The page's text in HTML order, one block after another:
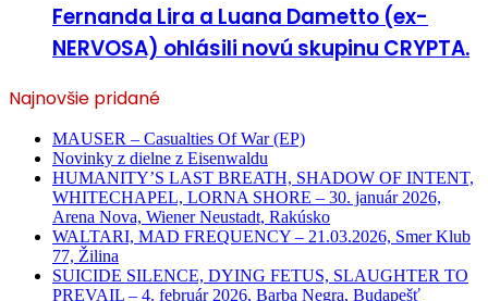
Fernanda Lira a Luana Dametto (ex-
NERVOSA) ohlásili novú skupinu CRYPTA.
Najnovšie pridané
MAUSER – Casualties Of War (EP)
Novinky z dielne z Eisenwaldu
HUMANITY’S LAST BREATH, SHADOW OF INTENT,
WHITECHAPEL, LORNA SHORE – 30. január 2026,
Arena Nova, Wiener Neustadt, Rakúsko
WALTARI, MAD FREQUENCY – 21.03.2026, Smer Klub
77, Žilina
SUICIDE SILENCE, DYING FETUS, SLAUGHTER TO
PREVAIL – 4. február 2026, Barba Negra, Budapešť